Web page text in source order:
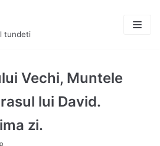
tundeti
Vechi, Muntele
lui David.
zi.